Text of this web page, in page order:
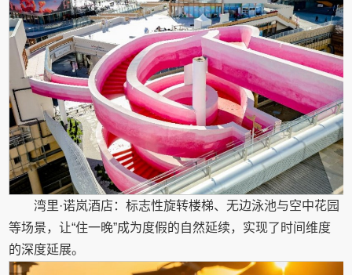
湾里·诺岚酒店：标志性旋转楼梯、无边泳池与空中花园
等场景，让“住一晚”成为度假的自然延续，实现了时间维度
的深度延展。